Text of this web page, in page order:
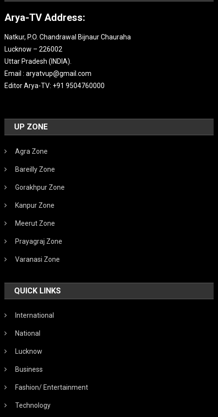
Arya-TV Address:
Natkur, P.O. Chandrawal Bijnaur Chauraha
Lucknow – 226002
Uttar Pradesh (INDIA).
Email : aryatvup@gmail.com
Editor Arya-TV: +91 9504760000
UP ZONE
Agra Zone
Bareilly Zone
Gorakhpur Zone
Kanpur Zone
Meerut Zone
Prayagraj Zone
Varanasi Zone
QUICK LINKS
International
National
Lucknow
Business
Fashion/ Entertainment
Technology